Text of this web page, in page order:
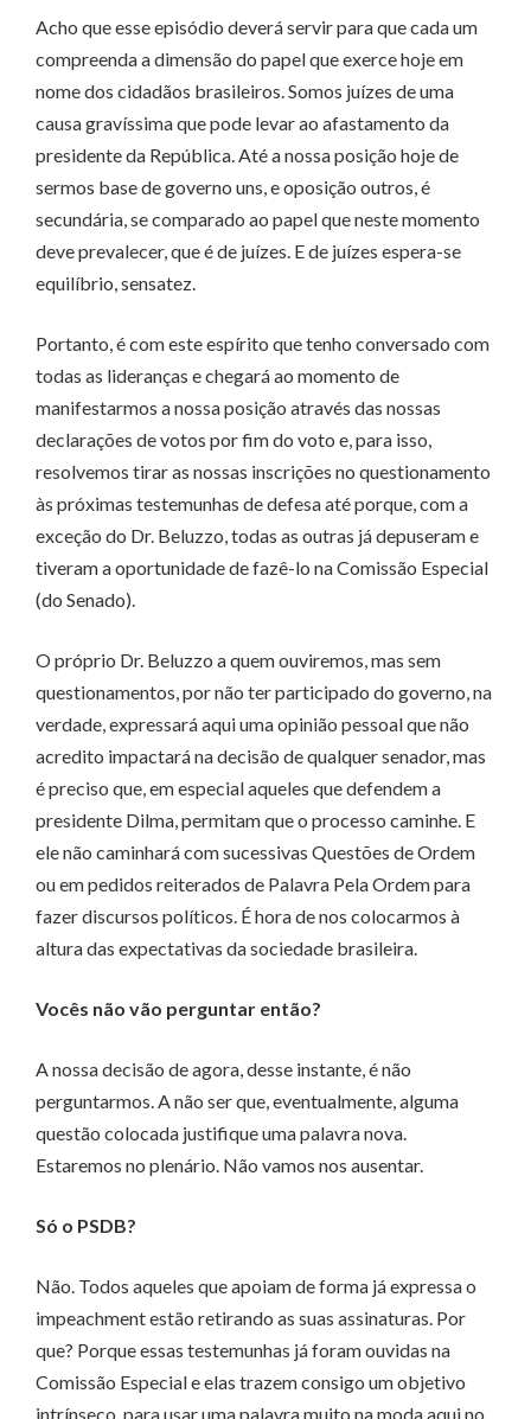
Acho que esse episódio deverá servir para que cada um
compreenda a dimensão do papel que exerce hoje em
nome dos cidadãos brasileiros. Somos juízes de uma
causa gravíssima que pode levar ao afastamento da
presidente da República. Até a nossa posição hoje de
sermos base de governo uns, e oposição outros, é
secundária, se comparado ao papel que neste momento
deve prevalecer, que é de juízes. E de juízes espera-se
equilíbrio, sensatez.
Portanto, é com este espírito que tenho conversado com
todas as lideranças e chegará ao momento de
manifestarmos a nossa posição através das nossas
declarações de votos por fim do voto e, para isso,
resolvemos tirar as nossas inscrições no questionamento
às próximas testemunhas de defesa até porque, com a
exceção do Dr. Beluzzo, todas as outras já depuseram e
tiveram a oportunidade de fazê-lo na Comissão Especial
(do Senado).
O próprio Dr. Beluzzo a quem ouviremos, mas sem
questionamentos, por não ter participado do governo, na
verdade, expressará aqui uma opinião pessoal que não
acredito impactará na decisão de qualquer senador, mas
é preciso que, em especial aqueles que defendem a
presidente Dilma, permitam que o processo caminhe. E
ele não caminhará com sucessivas Questões de Ordem
ou em pedidos reiterados de Palavra Pela Ordem para
fazer discursos políticos. É hora de nos colocarmos à
altura das expectativas da sociedade brasileira.
Vocês não vão perguntar então?
A nossa decisão de agora, desse instante, é não
perguntarmos. A não ser que, eventualmente, alguma
questão colocada justifique uma palavra nova.
Estaremos no plenário. Não vamos nos ausentar.
Só o PSDB?
Não. Todos aqueles que apoiam de forma já expressa o
impeachment estão retirando as suas assinaturas. Por
que? Porque essas testemunhas já foram ouvidas na
Comissão Especial e elas trazem consigo um objetivo
intrínseco, para usar uma palavra muito na moda aqui no